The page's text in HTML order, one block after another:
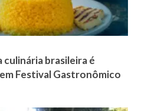
culinária brasileira é
Festival Gastronômico